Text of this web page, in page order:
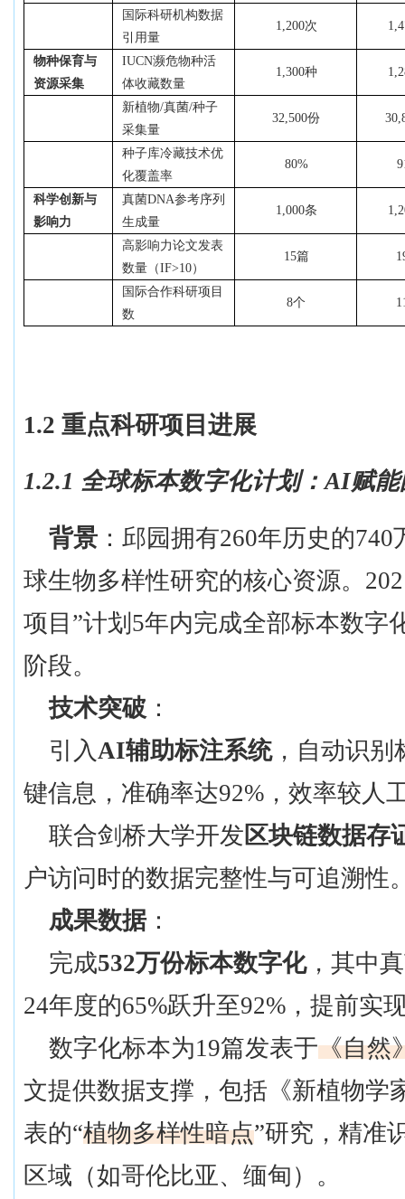
国际科研机构数据
引用量
1,200次
物种保育与
资源采集
IUCN濒危物种活
体收藏数量
1,300种
新植物/真菌/种子
采集量
32,500份
种子库冷藏技术优
化覆盖率
80%
科学创新与
影响力
真菌DNA参考序列
生成量
1,000条
高影响力论文发表
数量（IF>10）
15篇
国际合作科研项目
数
8个
1.2 重点科研项目进展
1.2.1 全球标本数字化计划：AI赋
背景 ：邱园拥有260年历史的
球生物多样性研究的核心资源。
项目”计划5年内完成全部标本数字
阶段。
技术突破 ：
引入 AI辅助标注系统，自动识别
键信息，准确率达92%，效率较人
联合剑桥大学开发 区块链数据存
户访问时的数据完整性与可追溯性
成果数据：
完成532万份标本数字化，其中
24年度的65%跃升至92%，提前实
数字化标本为19篇发表于《自然
文提供数据支撑，包括《新植物学
表的“植物多样性暗点”研究，精准
区域（如哥伦比亚、缅甸）。